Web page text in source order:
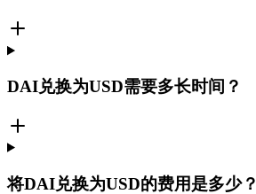
DAI兑换为USD需要多长时间？
将DAI兑换为USD的费用是多少？